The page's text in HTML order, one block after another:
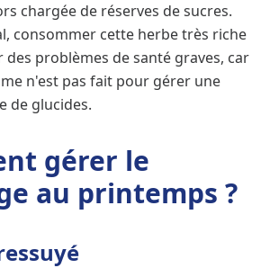
chargée de réserves de sucres.
consommer cette herbe très riche
problèmes de santé graves, car
n'est pas fait pour gérer une
de glucides.
gérer le
au printemps ?